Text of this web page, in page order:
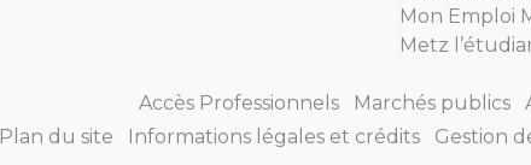
Mon Emploi
Metz
Accès Professionnels Marchés publics
Plan du site
Informations légales et crédits Gestion